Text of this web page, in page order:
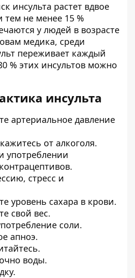
инсульта растет вдвое
тем не менее 15 %
у людей в возрасте
медика, среди
переживает каждый
% этих инсультов можно
инсульта
артериальное давление
от алкоголя.
употреблении
стресс и
уровень сахара в крови.
свой вес.
соли.
апноэ.
воды.